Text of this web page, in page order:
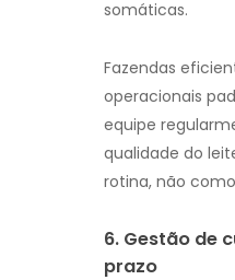
somáticas.
Fazendas
operacionais
equipe
qualidade do
rotina, não
6. Gestão de
prazo